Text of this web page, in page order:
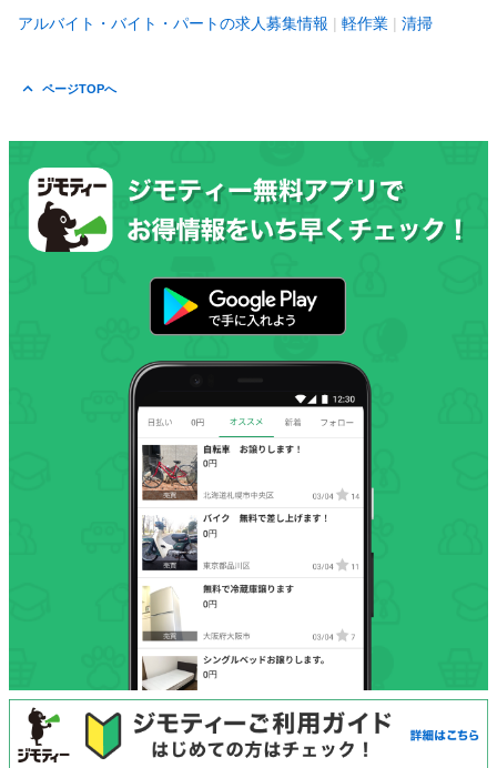
アルバイト・バイト・パートの求人募集情報 軽作業 清掃
ページTOPへ